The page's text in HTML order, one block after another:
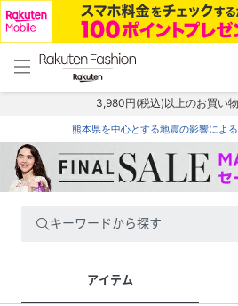
menu home
トップ
3,980円(税込)以上のお買い
熊本県を中心とする地震の影響によ
キーワードから探す
アイテム